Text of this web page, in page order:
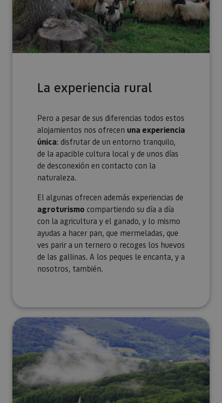
La experiencia rural
Pero a pesar de sus diferencias todos estos
alojamientos nos ofrecen una experiencia
única: disfrutar de un entorno tranquilo,
de la apacible cultura local y de unos días
de desconexión en contacto con la
naturaleza.
El algunas ofrecen además experiencias de
agroturismo compartiendo su día a día
con la agricultura y el ganado, y lo mismo
ayudas a hacer pan, que mermeladas, que
ves parir a un ternero o recoges los huevos
de las gallinas. A los peques le encanta, y a
nosotros, también.